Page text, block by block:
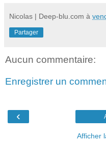
Nicolas | Deep-blu.com à
Partager
Aucun commentaire:
Enregistrer un
‹
Afficher